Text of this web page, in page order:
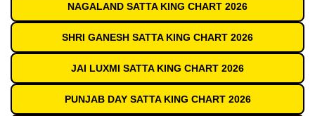
NAGALAND SATTA KING CHART 2026
SHRI GANESH SATTA KING CHART 2026
JAI LUXMI SATTA KING CHART 2026
PUNJAB DAY SATTA KING CHART 2026